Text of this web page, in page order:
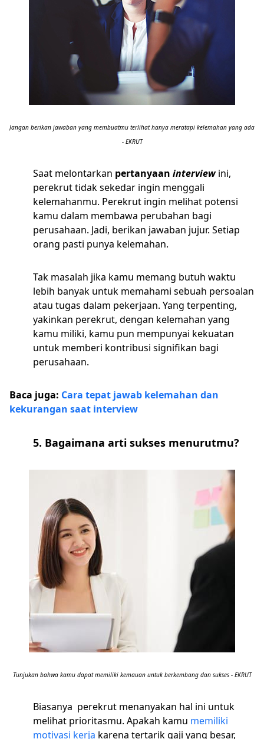
Jangan berikan jawaban yang membuatmu terlihat hanya meratapi kelemahan yang ada
- EKRUT
Saat melontarkan pertanyaan interviewini,
perekrut tidak sekedar ingin menggali
kelemahanmu. Perekrut ingin melihat potensi
kamu dalam membawa perubahan bagi
perusahaan. Jadi, berikan jawaban jujur. Setiap
orang pasti punya kelemahan.
Tak masalah jika kamu memang butuh waktu
lebih banyak untuk memahami sebuah persoalan
atau tugas dalam pekerjaan. Yang terpenting,
yakinkan perekrut, dengan kelemahan yang
kamu miliki, kamu pun mempunyai kekuatan
untuk memberi kontribusi signifikan bagi
perusahaan.
Baca juga: Cara tepat jawab kelemahan dan
kekurangan saat interview
5. Bagaimana arti sukses menurutmu?
Tunjukan bahwa kamu dapat memiliki kemauan untuk berkembang dan sukses - EKRUT
Biasanya perekrut menanyakan hal ini untuk
melihat prioritasmu. Apakah kamu memiliki
motivasi kerja karena tertarik gaji yang besar,